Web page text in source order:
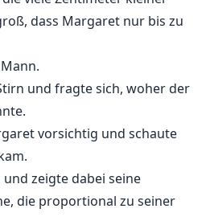
dass Margaret nur bis zu
und fragte sich, woher der
vorsichtig und schaute
zeigte dabei seine
die proportional zu seiner